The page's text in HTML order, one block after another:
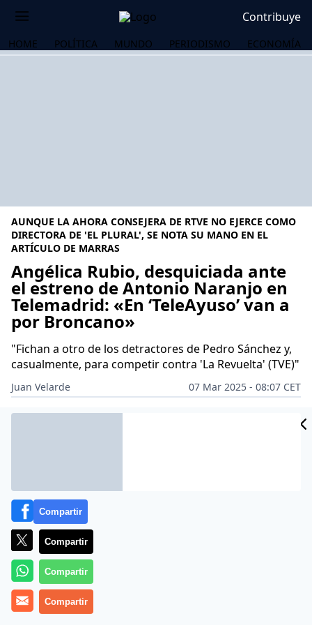
Contribuye
HOME POLÍTICA MUNDO PERIODISMO ECONOMÍA
AUNQUE LA AHORA CONSEJERA DE RTVE NO EJERCE COMO
DIRECTORA DE 'EL PLURAL', SE NOTA SU MANO EN EL
ARTÍCULO DE MARRAS
Angélica Rubio, desquiciada ante
el estreno de Antonio Naranjo en
Telemadrid: «En ‘TeleAyuso’ van a
por Broncano»
"Fichan a otro de los detractores de Pedro Sánchez y,
casualmente, para competir contra 'La Revuelta' (TVE)"
Juan Velarde
07 Mar 2025 - 08:07 CET
Archivado en: ANGÉLICA RUBIO
Compartir
Compartir
Compartir
Compartir